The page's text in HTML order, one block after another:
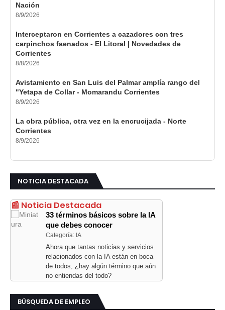
Nación
8/9/2026
Interceptaron en Corrientes a cazadores con tres
carpinchos faenados - El Litoral | Novedades de
Corrientes
8/8/2026
Avistamiento en San Luis del Palmar amplía rango del
"Yetapa de Collar - Momarandu Corrientes
8/9/2026
La obra pública, otra vez en la encrucijada - Norte
Corrientes
8/9/2026
NOTICIA DESTACADA
📰 Noticia Destacada
33 términos básicos sobre la IA
que debes conocer
Categoría: IA
Ahora que tantas noticias y servicios
relacionados con la IA están en boca
de todos, ¿hay algún término que aún
no entiendas del todo?
BÚSQUEDA DE EMPLEO